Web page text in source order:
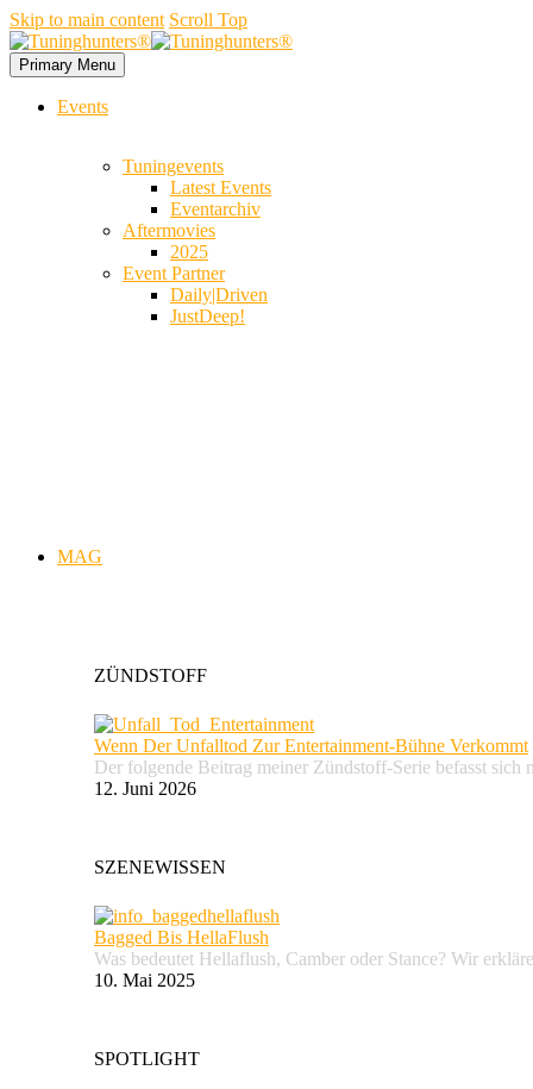
Skip to main content Scroll Top
Primary Menu
Events
Tuningevents
Latest Events
Eventarchiv
Aftermovies
2025
Event Partner
Daily|Driven
JustDeep!
MAG
ZÜNDSTOFF
Wenn Der Unfalltod Zur Entertainment-Bühne Verkommt
Der folgende Beitrag meiner Zündstoff-Serie befasst
12. Juni 2026
SZENEWISSEN
Bagged Bis HellaFlush
Was bedeutet Hellaflush, Camber oder Stance? Wir
10. Mai 2025
SPOTLIGHT